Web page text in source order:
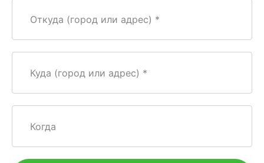
Откуда (город или адрес)
Куда (город или адрес)
Когда